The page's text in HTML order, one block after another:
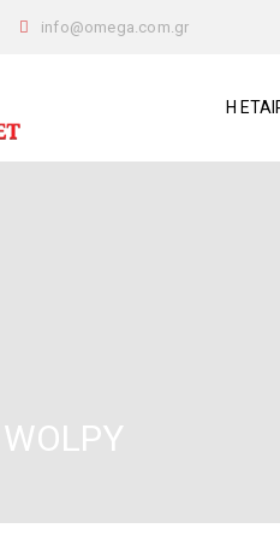
info@omega.com.gr
Η